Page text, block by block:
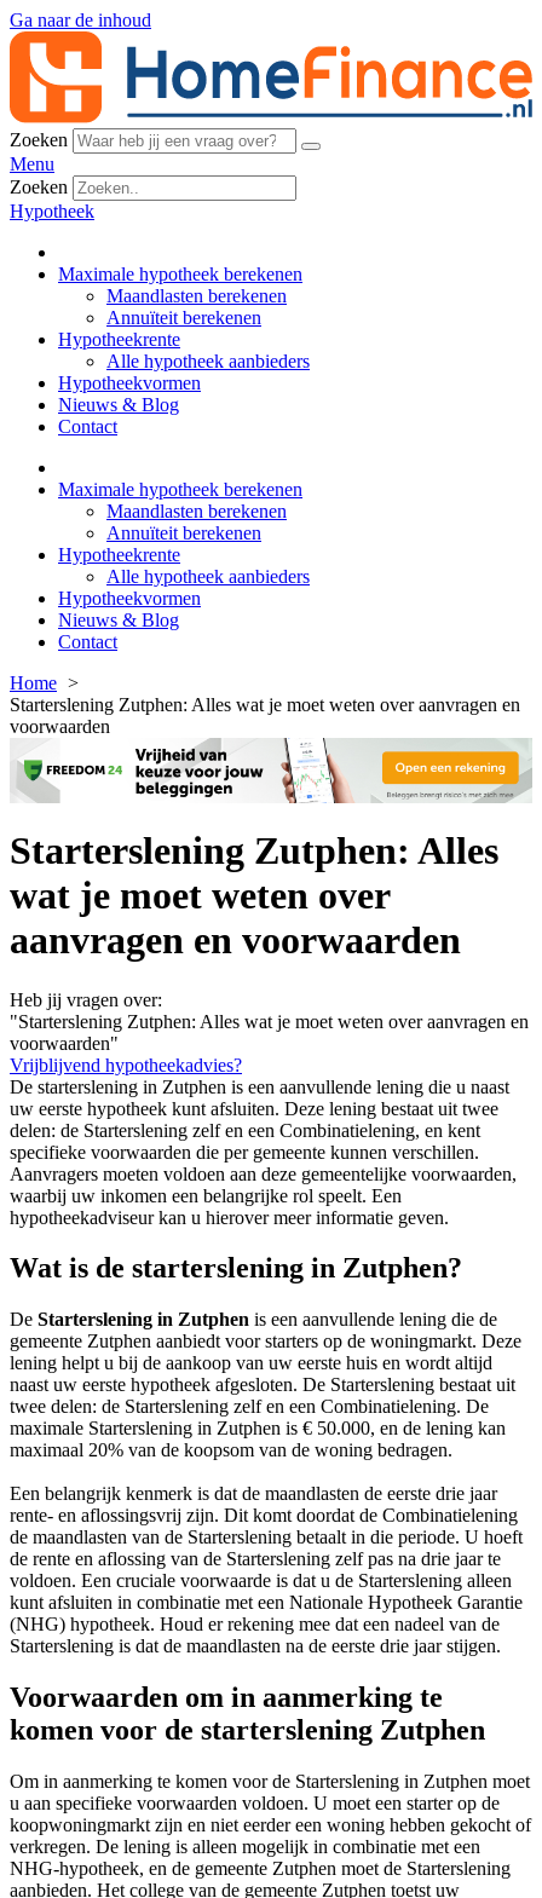
Ga naar de inhoud
Zoeken
Menu
Zoeken
Hypotheek
Maximale hypotheek berekenen
Maandlasten berekenen
Annuïteit berekenen
Hypotheekrente
Alle hypotheek aanbieders
Hypotheekvormen
Nieuws & Blog
Contact
Maximale hypotheek berekenen
Maandlasten berekenen
Annuïteit berekenen
Hypotheekrente
Alle hypotheek aanbieders
Hypotheekvormen
Nieuws & Blog
Contact
Home
Starterslening Zutphen: Alles wat je moet weten over aanvragen en
voorwaarden
Starterslening Zutphen: Alles
wat je moet weten over
aanvragen en voorwaarden
Heb jij vragen over:
"Starterslening Zutphen: Alles wat je moet weten over aanvragen en
voorwaarden"
Vrijblijvend hypotheekadvies?
De starterslening in Zutphen is een aanvullende lening die u naast
uw eerste hypotheek kunt afsluiten. Deze lening bestaat uit twee
delen: de Starterslening zelf en een Combinatielening, en kent
specifieke voorwaarden die per gemeente kunnen verschillen.
Aanvragers moeten voldoen aan deze gemeentelijke voorwaarden,
waarbij uw inkomen een belangrijke rol speelt. Een
hypotheekadviseur kan u hierover meer informatie geven.
Wat is de starterslening in Zutphen?
De Starterslening in Zutphen is een aanvullende lening die de
gemeente Zutphen aanbiedt voor starters op de woningmarkt. Deze
lening helpt u bij de aankoop van uw eerste huis en wordt altijd
naast uw eerste hypotheek afgesloten. De Starterslening bestaat uit
twee delen: de Starterslening zelf en een Combinatielening. De
maximale Starterslening in Zutphen is € 50.000, en de lening kan
maximaal 20% van de koopsom van de woning bedragen.
Een belangrijk kenmerk is dat de maandlasten de eerste drie jaar
rente- en aflossingsvrij zijn. Dit komt doordat de Combinatielening
de maandlasten van de Starterslening betaalt in die periode. U hoeft
de rente en aflossing van de Starterslening zelf pas na drie jaar te
voldoen. Een cruciale voorwaarde is dat u de Starterslening alleen
kunt afsluiten in combinatie met een Nationale Hypotheek Garantie
(NHG) hypotheek. Houd er rekening mee dat een nadeel van de
Starterslening is dat de maandlasten na de eerste drie jaar stijgen.
Voorwaarden om in aanmerking te
komen voor de starterslening Zutphen
Om in aanmerking te komen voor de Starterslening in Zutphen moet
u aan specifieke voorwaarden voldoen. U moet een starter op de
koopwoningmarkt zijn en niet eerder een woning hebben gekocht of
verkregen. De lening is alleen mogelijk in combinatie met een
NHG-hypotheek, en de gemeente Zutphen moet de Starterslening
aanbieden. Het college van de gemeente Zutphen toetst uw